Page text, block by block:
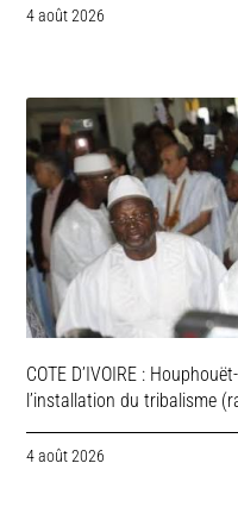
4 août 2026
COTE D’IVOIRE :
l’installation du tribalisme
4 août 2026